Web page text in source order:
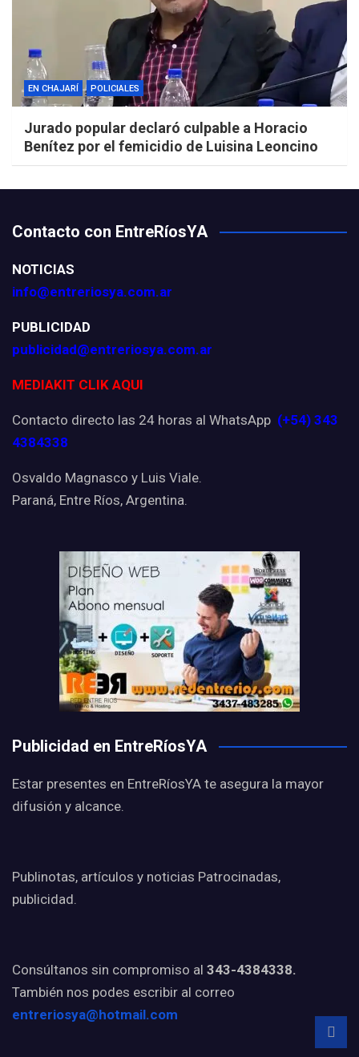
EN CHAJARÍ POLICIALES
Jurado popular declaró culpable a Horacio
Benítez por el femicidio de Luisina Leoncino
Contacto con EntreRíosYA
NOTICIAS
info@entreriosya.com.ar
PUBLICIDAD
publicidad@entreriosya.com.ar
MEDIAKIT CLIK AQUI
Contacto directo las 24 horas al WhatsApp (+54) 343
4384338
Osvaldo Magnasco y Luis Viale.
Paraná, Entre Ríos, Argentina.
Publicidad en EntreRíosYA
Estar presentes en EntreRíosYA te asegura la mayor
difusión y alcance.
Publinotas, artículos y noticias Patrocinadas,
publicidad.
Consúltanos sin compromiso al 343-4384338.
También nos podes escribir al correo
entreriosya@hotmail.com